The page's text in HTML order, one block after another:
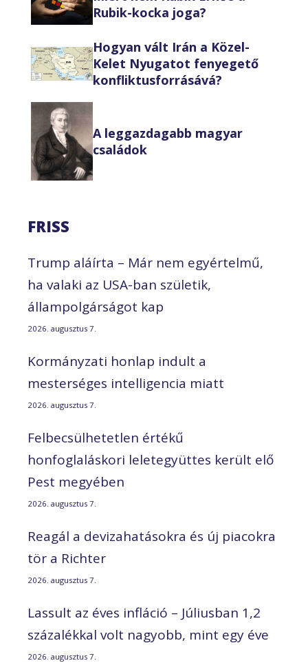
Rubik-kocka joga?
Hogyan vált Irán a Közel-
Kelet Nyugatot fenyegető
konfliktusforrásává?
A leggazdagabb magyar
családok
FRISS
Trump aláírta – Már nem egyértelmű,
ha valaki az USA-ban születik,
állampolgárságot kap
2026. augusztus 7.
Kormányzati honlap indult a
mesterséges intelligencia miatt
2026. augusztus 7.
Felbecsülhetetlen értékű
honfoglaláskori leletegyüttes került elő
Pest megyében
2026. augusztus 7.
Reagál a devizahatásokra és új piacokra
tör a Richter
2026. augusztus 7.
Lassult az éves infláció – Júliusban 1,2
százalékkal volt nagyobb, mint egy éve
2026. augusztus 7.